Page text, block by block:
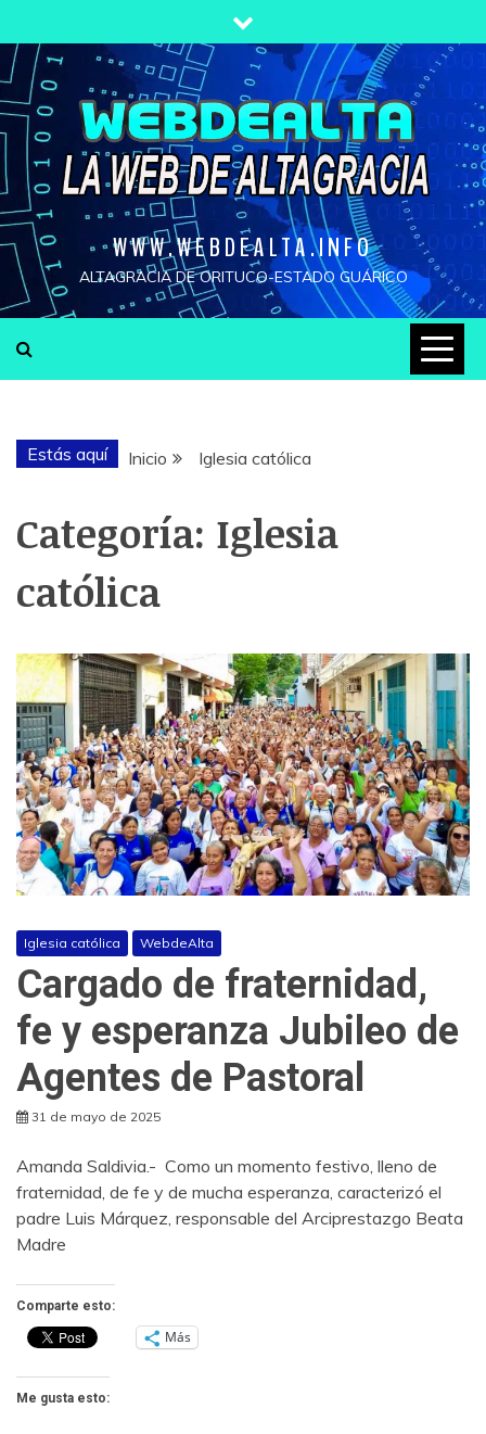
al
contenido
WWW.WEBDEALTA.INFO
ALTAGRACIA DE ORITUCO-ESTADO GUÁRICO
Estás aquí Inicio Iglesia católica
Categoría: Iglesia
católica
Iglesia católica WebdeAlta
Cargado de fraternidad,
fe y esperanza Jubileo de
Agentes de Pastoral
31 de mayo de 2025
Amanda Saldivia.- Como un momento festivo, lleno de
fraternidad, de fe y de mucha esperanza, caracterizó el
padre Luis Márquez, responsable del Arciprestazgo Beata
Madre
Comparte esto:
Más
Me gusta esto: